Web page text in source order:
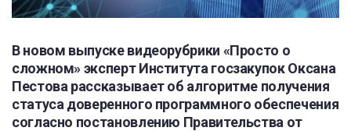
В новом выпуске видеорубрики «Просто о
сложном» эксперт Института госзакупок Оксана
Пестова рассказывает об алгоритме получения
статуса доверенного программного обеспечения
согласно постановлению Правительства от